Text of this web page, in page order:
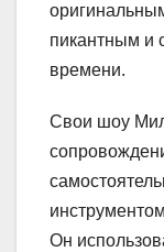
пикантным и
времени.
Свои шоу
Он